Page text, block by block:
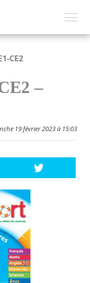
CE2
–
19 février 2023 à 15:03